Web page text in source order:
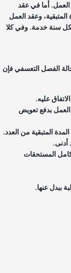
أما في عقد
وعقد العمل
العامل تعويض بمقدار ١٥ يوماً لكل سنة خدمة. وفي كلا
الفصل التعسفي فإن
عليه.
بدفع تعويض
المتبقية من العدد.
المستحقات
عنها.